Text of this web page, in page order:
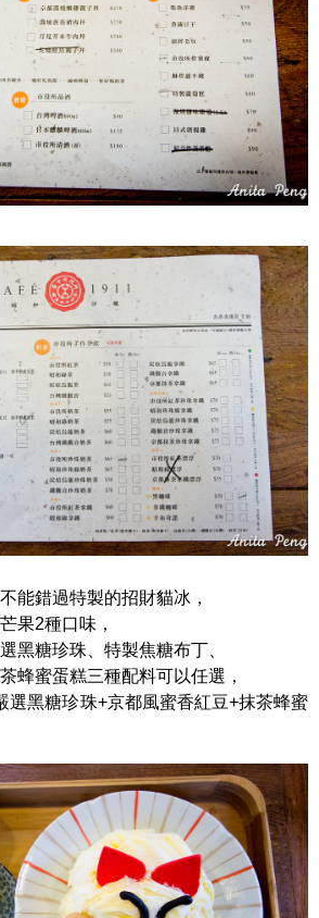
能錯過特製的招財貓冰，
果2種口味，
黑糖珍珠、特製焦糖布丁、
蜂蜜蛋糕三種配料可以任選，
選黑糖珍珠+京都風蜜香紅豆+抹茶蜂蜜